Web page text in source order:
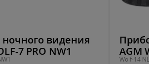
видения
7 PRO NW1
AGM
Wolf-14